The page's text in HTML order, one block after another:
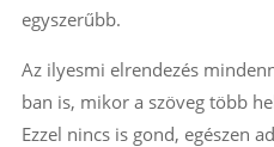
egyszerűbb.
Az ilyesmi elrendezés
ban is, mikor a szöveg több
Ezzel nincs is gond, egészen